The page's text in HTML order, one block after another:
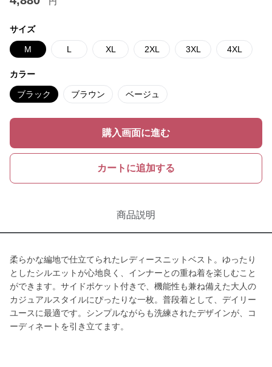
サイズ
M L XL 2XL 3XL 4XL
カラー
ブラック ブラウン ベージュ
購入画面に進む
カートに追加する
商品説明
柔らかな編地で仕立てられたレディースニットベスト。ゆったり
としたシルエットが心地良く、インナーとの重ね着を楽しむこと
ができます。サイドポケット付きで、機能性も兼ね備えた大人の
カジュアルスタイルにぴったりな一枚。普段着として、デイリー
ユースに最適です。シンプルながらも洗練されたデザインが、コ
ーディネートを引き立てます。